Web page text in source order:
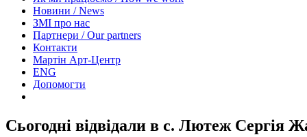
Новини / News
ЗМІ про нас
Партнери / Our partners
Контакти
Mартін Арт-Центр
ENG
Допомогти
Сьогодні відвідали в с. Лютеж Сергія